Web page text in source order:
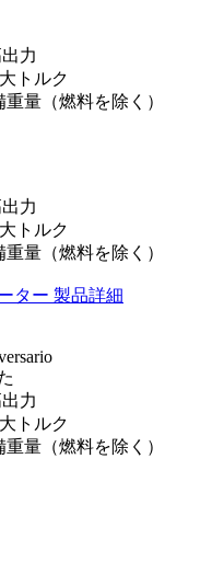
力
トルク
重量（燃料を除く）
力
トルク
重量（燃料を除く）
ター 製品詳細
力
トルク
重量（燃料を除く）